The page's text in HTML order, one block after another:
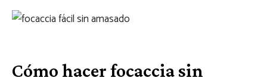
Cómo hacer focaccia sin